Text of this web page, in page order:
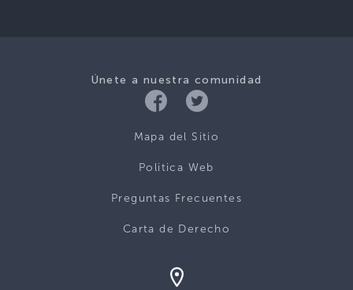
Únete a nuestra comunidad
Mapa del Sitio
Politica Web
Preguntas Frecuentes
Carta de Derecho